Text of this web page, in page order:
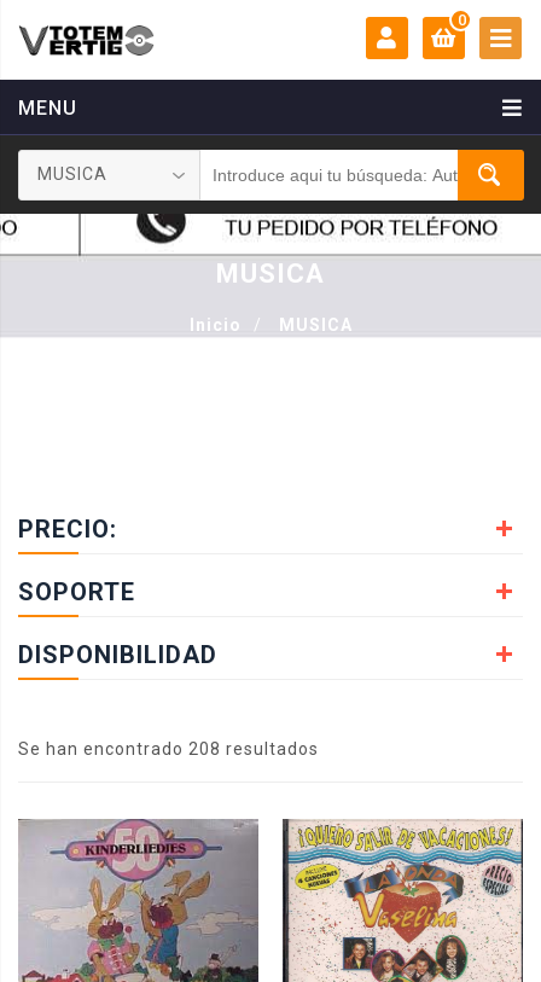
MENU
MUSICA
MI CUENTA:
Registrarse
0
0 €
MUSICA
Inicio / MUSICA
PRECIO:
SOPORTE
DISPONIBILIDAD
Se han encontrado 208 resultados